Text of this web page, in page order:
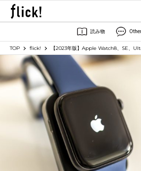
読み物
TOP flick! 【2023年版】Apple Watch8、SE、